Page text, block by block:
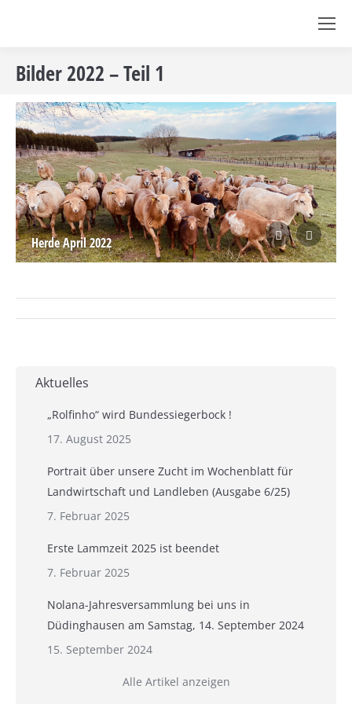
Bilder 2022 – Teil 1
Herde April 2022
Album-
Aktuelles
„Rolfinho“ wird Bundessiegerbock !
17. August 2025
Portrait über unsere Zucht im Wochenblatt für
Landwirtschaft und Landleben (Ausgabe 6/25)
7. Februar 2025
Erste Lammzeit 2025 ist beendet
7. Februar 2025
Nolana-Jahresversammlung bei uns in
Düdinghausen am Samstag, 14. September 2024
15. September 2024
Alle Artikel anzeigen